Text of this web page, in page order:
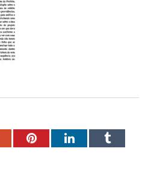
PinterestLinkedInTumblr